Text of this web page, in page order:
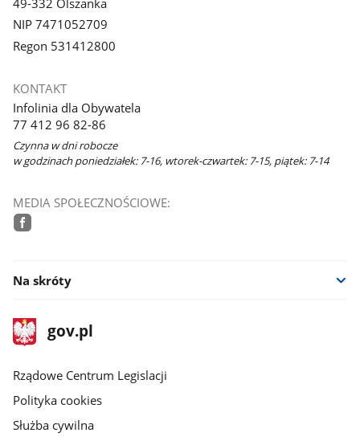
NIP 7471052709
Regon 531412800
KONTAKT
Infolinia dla Obywatela
77 412 96 82-86
Czynna w dni robocze
w godzinach poniedziałek: 7-16, wtorek-czwartek: 7-15, piątek: 7-14
MEDIA SPOŁECZNOŚCIOWE:
Na skróty
stopka
gov.plStrona
gov.pl
Rządowe Centrum Legislacji
Polityka cookies
Służba cywilna